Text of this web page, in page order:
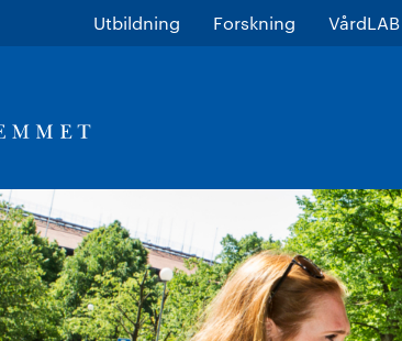
Utbildning Forskning VårdLAB